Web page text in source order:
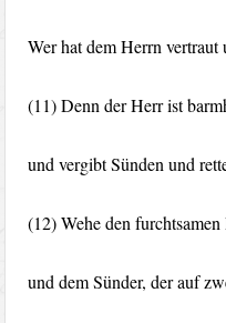
Wer hat dem Herrn vertraut
(11) Denn der Herr ist
und vergibt Sünden und
(12) Wehe den
und dem Sünder, der auf